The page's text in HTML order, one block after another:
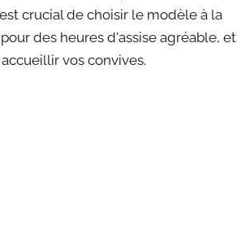
crucial de choisir le modèle à la
des heures d'assise agréable, et
vos convives.